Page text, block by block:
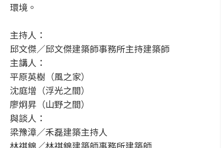
環境。
主持人：
邱文傑／邱文傑建築師事務所主持建築師
主講人：
平原英樹（風之家）
沈庭增（浮光之間）
廖炯昇（山野之間）
與談人：
梁豫漳／禾磊建築主持人